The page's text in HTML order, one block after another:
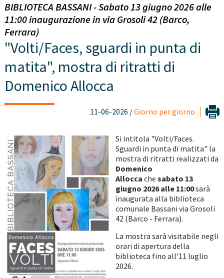
BIBLIOTECA BASSANI - Sabato 13 giugno 2026 alle
11:00 inaugurazione in via Grosoli 42 (Barco,
Ferrara)
"Volti/Faces, sguardi in punta di
matita", mostra di ritratti di
Domenico Allocca
11-06-2026 /Giorno per giorno
Si intitola "Volti/Faces.
Sguardi in punta di matita" la
mostra di ritratti realizzati da
Domenico
Allocca che sabato 13
giugno 2026 alle 11:00sarà
inaugurata alla biblioteca
comunale Bassani via Grosoli
42 (Barco - Ferrara).
La mostra sarà visitabile negli
orari di apertura della
biblioteca fino all'11 luglio
2026.